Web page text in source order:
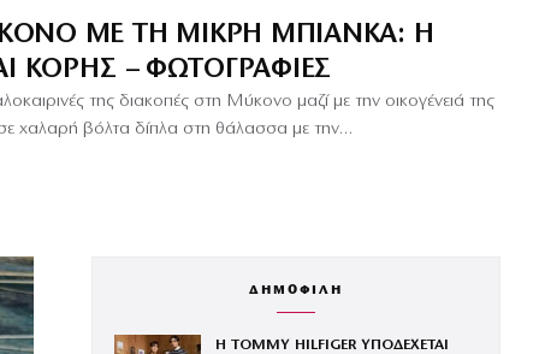
ΜΕ ΤΗ ΜΙΚΡΉ ΜΠΙΆΝΚΑ: Η
ΚΌΡΗΣ – ΦΩΤΟΓΡΑΦΊΕΣ
της διακοπές στη Μύκονο μαζί με την οικογένειά της
χαλαρή βόλτα δίπλα στη θάλασσα με την…
ΔΗΜΟΦΙΛΗ
Η TOMMY HILFIGER ΥΠΟΔΕΧΕΤΑΙ